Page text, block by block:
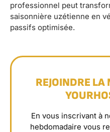
professionnel peut
saisonnière uzétienne en
passifs optimisée.
REJOINDRE LA
En vous inscrivant à
hebdomadaire vous